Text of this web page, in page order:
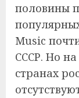
половины
Music
СССР. Но
странах